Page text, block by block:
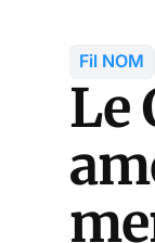
Fil NOM
Le